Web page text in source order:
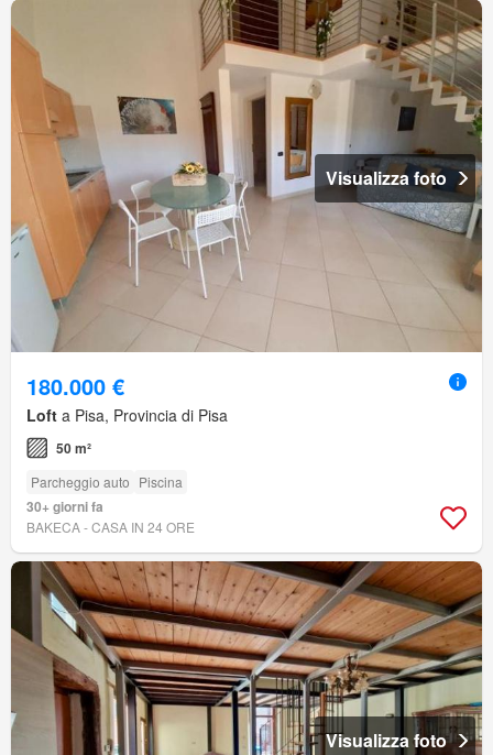
Visualizza foto
180.000 €
Loft a Pisa, Provincia di Pisa
50 m²
Parcheggio auto Piscina
30+ giorni fa
BAKECA - CASA IN 24 ORE
Visualizza foto